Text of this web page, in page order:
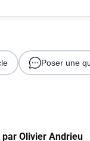
Poser une
par Olivier Andrieu